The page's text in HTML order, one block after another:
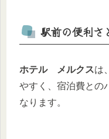
駅前の便利さ
ホテル メルクスは
やすく、宿泊費との
なります。